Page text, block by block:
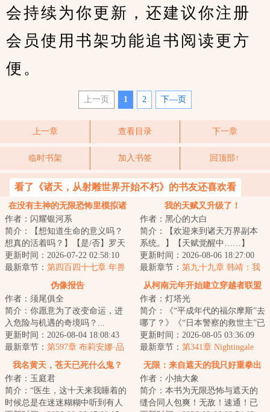
会持续为你更新，还建议你注册
会员使用书架功能追书阅读更方
便。
上一页 1 2 下—页
上一章 查看目录 下一章
临时书架 加入书签 回顶部↑
看了《诸天，从射雕世界开始不朽》的书友还喜欢看
在没有主神的无限恐怖里模拟诸
天
作者：闪耀银河系
简介：【想知道生命的意义吗？
想真的活着吗？】【是/否】罗天
点下了是。“然后呢？”“然后我的
存款就被...
更新时间：2026-07-22 02:58:10
最新章节： 第四百四十七章 年兽
我的天赋又升级了！
作者：黑心的大白
简介：【欢迎来到诸天万界副本
系统。】【天赋觉醒中……】
【觉醒完毕！】【恭喜您，觉醒
了X级本命天赋：...
更新时间：2026-08-06 18:27:00
最新章节： 第九十九章 韩靖：我
擦，什么情况？（五更求票）
伪像报告
作者：须尾俱全
简介：你愿意为了改变命运，进
入危险与机遇的奇境吗？...
更新时间：2026-08-04 18:08:43
最新章节： 第597章 布莉安娜·品
名：布莉安娜·韦
从柯南元年开始建立穿越者联盟
作者：灯塔光
简介：《“平成年代的福尔摩斯”去
哪了？》《“日本警察的救世主”已
经消失整整两月！》《神奇的破
案技巧...
更新时间：2026-08-05 03:36:09
最新章节： 第341章 Nightingale
Pledge！
我名黄天，苍天已死什么鬼？
作者：玉庭君
简介：“医生，这十天来我睡着的
时候总是在迷迷糊糊中听到有人
无限：来自遮天的我只好重拳出
作者：小抽大象
简介：本书为无限恐怖与遮天的
缝合同人包爽！无敌！速通！已